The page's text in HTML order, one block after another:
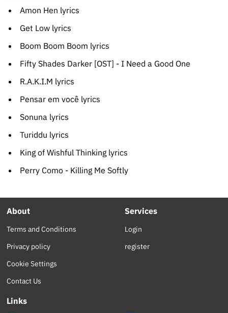
Amon Hen lyrics
Get Low lyrics
Boom Boom Boom lyrics
Fifty Shades Darker [OST] - I Need a Good One
R.A.K.I.M lyrics
Pensar em você lyrics
Sonuna lyrics
Turiddu lyrics
King of Wishful Thinking lyrics
Perry Como - Killing Me Softly
About
Terms and Conditions
Privacy policy
Cookie Settings
Contact Us
Services
Login
register
Links